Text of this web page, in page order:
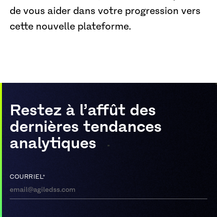
de vous aider dans votre progression vers
cette nouvelle plateforme.
Restez à l’affût des
dernières tendances
analytiques
COURRIEL*